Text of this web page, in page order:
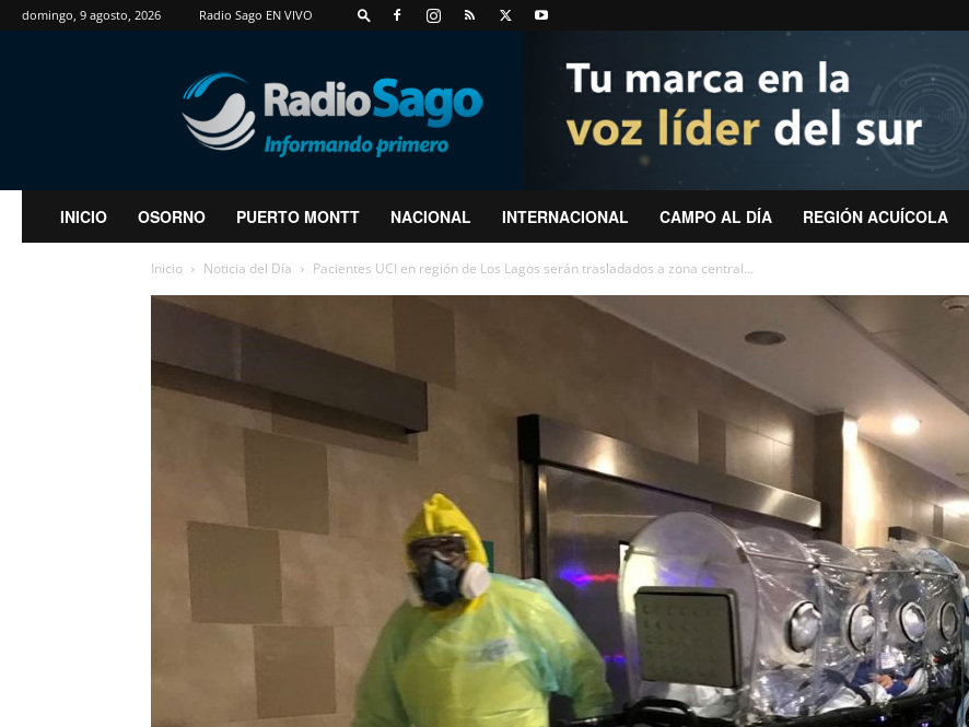
domingo, 9 agosto, 2026 Radio Sago EN VIVO
RadioSago
INICIO OSORNO PUERTO MONTT NACIONAL INTERNACIONAL CAMPO AL DÍA REGIÓN ACUÍCOLA
Inicio Noticia del Día Pacientes UCI en región de Los Lagos serán trasladados a zona central...